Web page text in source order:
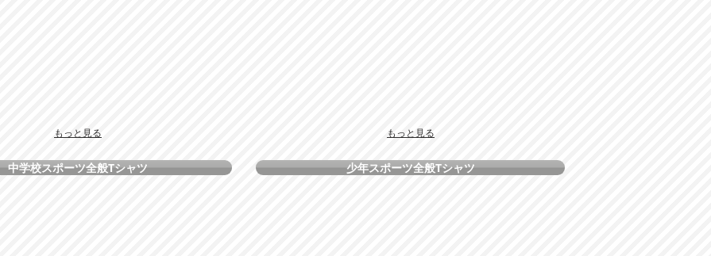
もっと見る もっと見る
中学校スポーツ全般Tシャツ 少年スポーツ全般Tシャツ